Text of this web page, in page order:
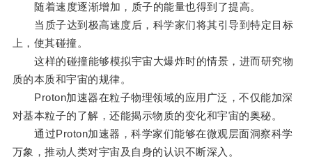
随着速度逐渐增加，质子的能量也得到了提高。
当质子达到极高速度后，科学家们将其引导到特定目标
上，使其碰撞。
这样的碰撞能够模拟宇宙大爆炸时的情景，进而研究物
质的本质和宇宙的规律。
Proton加速器在粒子物理领域的应用广泛，不仅能加深
对基本粒子的了解，还能揭示物质的变化和宇宙的奥秘。
通过Proton加速器，科学家们能够在微观层面洞察科学
万象，推动人类对宇宙及自身的认识不断深入。